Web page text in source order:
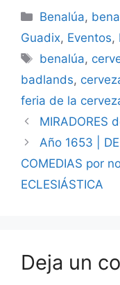
Categorías
Benalúa,
Guadix, Eventos,
Etiquetas
benalúa,
badlands,
feria de la
MIRADORES
Año 1653 |
COMEDIAS por
ECLESIÁSTICA
Deja un